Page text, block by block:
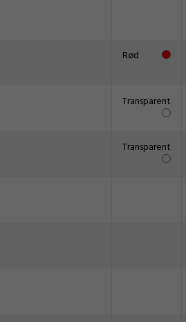
Rød
Transparent
Transparent